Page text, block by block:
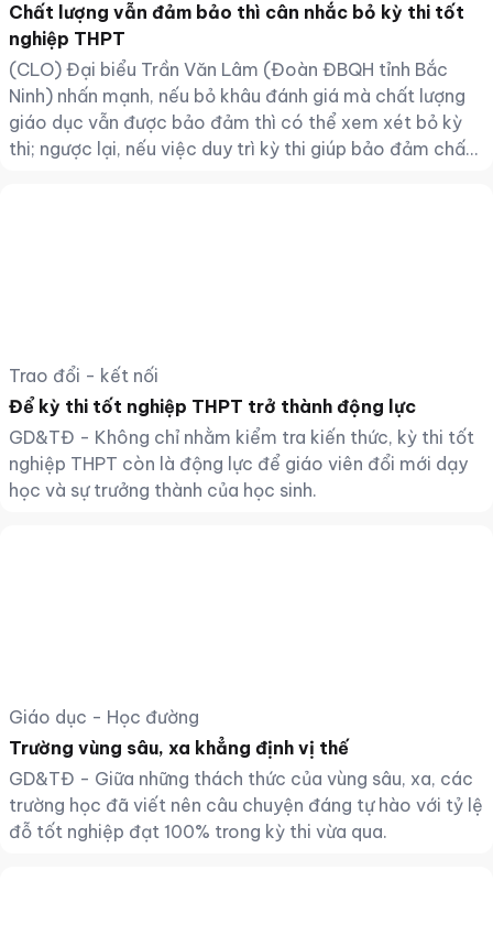
Chất lượng vẫn đảm bảo thì cân nhắc bỏ kỳ thi tốt
nghiệp THPT
(CLO) Đại biểu Trần Văn Lâm (Đoàn ĐBQH tỉnh Bắc
Ninh) nhấn mạnh, nếu bỏ khâu đánh giá mà chất lượng
giáo dục vẫn được bảo đảm thì có thể xem xét bỏ kỳ
thi; ngược lại, nếu việc duy trì kỳ thi giúp bảo đảm chất
Trao đổi - kết nối
Để kỳ thi tốt nghiệp THPT trở thành động lực
GD&TĐ - Không chỉ nhằm kiểm tra kiến thức, kỳ thi tốt
nghiệp THPT còn là động lực để giáo viên đổi mới dạy
học và sự trưởng thành của học sinh.
Giáo dục - Học đường
Trường vùng sâu, xa khẳng định vị thế
GD&TĐ - Giữa những thách thức của vùng sâu, xa, các
trường học đã viết nên câu chuyện đáng tự hào với tỷ lệ
đỗ tốt nghiệp đạt 100% trong kỳ thi vừa qua.